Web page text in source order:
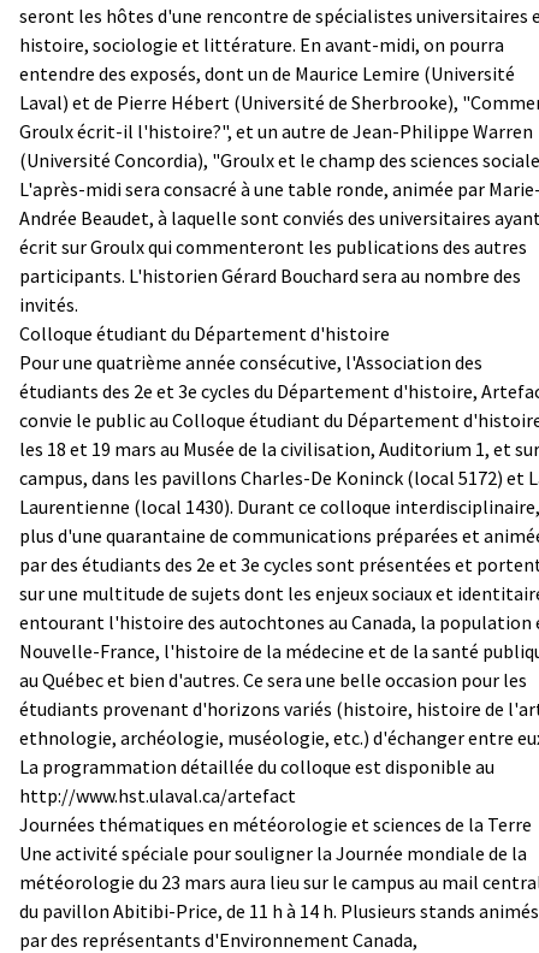
seront les hôtes d'une rencontre de spécialistes universitaires
histoire, sociologie et littérature. En avant-midi, on pourra
entendre des exposés, dont un de Maurice Lemire (Université
Laval) et de Pierre Hébert (Université de Sherbrooke),
Groulx écrit-il l'histoire?", et un autre de Jean-Philippe Warren
(Université Concordia), "Groulx et le champ des sciences
L'après-midi sera consacré à une table ronde, animée par
Andrée Beaudet, à laquelle sont conviés des universitaires
écrit sur Groulx qui commenteront les publications des autres
participants. L'historien Gérard Bouchard sera au nombre des
invités.
Colloque étudiant du Département d'histoire
Pour une quatrième année consécutive, l'Association des
étudiants des 2e et 3e cycles du Département d'histoire,
convie le public au Colloque étudiant du Département
les 18 et 19 mars au Musée de la civilisation, Auditorium 1, et
campus, dans les pavillons Charles-De Koninck (local 5172) et
Laurentienne (local 1430). Durant ce colloque interdisciplinaire,
plus d'une quarantaine de communications préparées et
par des étudiants des 2e et 3e cycles sont présentées et
sur une multitude de sujets dont les enjeux sociaux et
entourant l'histoire des autochtones au Canada, la population
Nouvelle-France, l'histoire de la médecine et de la santé
au Québec et bien d'autres. Ce sera une belle occasion pour les
étudiants provenant d'horizons variés (histoire, histoire de
ethnologie, archéologie, muséologie, etc.) d'échanger entre
La programmation détaillée du colloque est disponible au
http://www.hst.ulaval.ca/artefact
Journées thématiques en météorologie et sciences de la Terre
Une activité spéciale pour souligner la Journée mondiale de la
météorologie du 23 mars aura lieu sur le campus au mail
du pavillon Abitibi-Price, de 11 h à 14 h. Plusieurs stands animés
par des représentants d'Environnement Canada,